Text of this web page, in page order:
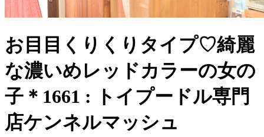
お目目くりくりタイプ♡綺麗
な濃いめレッドカラーの女の
子＊1661 : トイプードル専門
店ケンネルマッシュ